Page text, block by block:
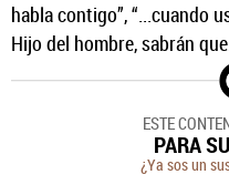
habla contigo”, “...cuando
Hijo del hombre, sabrán
ESTE
PARA
¿Ya sos un